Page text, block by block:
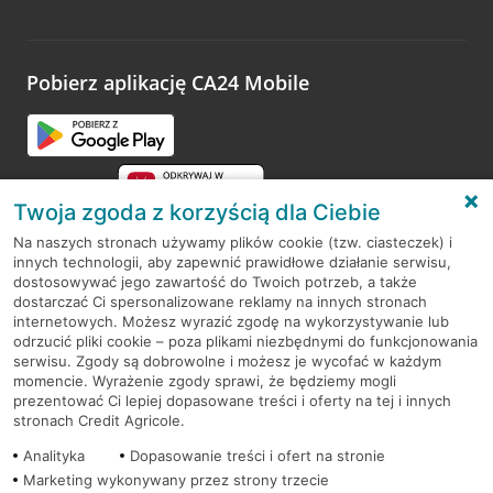
opinie.
Pobierz aplikację CA24 Mobile
RODO
Regulamin serwisu
Mapa serwisu
PolitykaCookies
Twoja zgoda z korzyścią dla Ciebie
Na naszych stronach używamy plików cookie (tzw. ciasteczek) i
innych technologii, aby zapewnić prawidłowe działanie serwisu,
dostosowywać jego zawartość do Twoich potrzeb, a także
dostarczać Ci spersonalizowane reklamy na innych stronach
internetowych. Możesz wyrazić zgodę na wykorzystywanie lub
odrzucić pliki cookie – poza plikami niezbędnymi do funkcjonowania
serwisu. Zgody są dobrowolne i możesz je wycofać w każdym
momencie. Wyrażenie zgody sprawi, że będziemy mogli
prezentować Ci lepiej dopasowane treści i oferty na tej i innych
stronach Credit Agricole.
Analityka
Dopasowanie treści i ofert na stronie
Marketing wykonywany przez strony trzecie